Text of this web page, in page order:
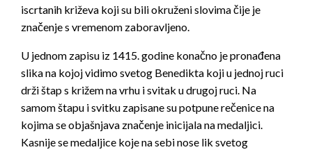
iscrtanih križeva koji su bili okruženi slovima čije je
značenje s vremenom zaboravljeno.
U jednom zapisu iz 1415. godine konačno je pronađena
slika na kojoj vidimo svetog Benedikta koji u jednoj ruci
drži štap s križem na vrhu i svitak u drugoj ruci. Na
samom štapu i svitku zapisane su potpune rečenice na
kojima se objašnjava značenje inicijala na medaljici.
Kasnije se medaljice koje na sebi nose lik svetog